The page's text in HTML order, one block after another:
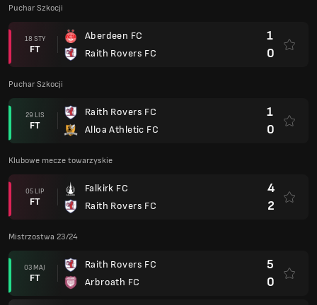
Puchar Szkocji
18 STY
FT
Aberdeen FC
Raith Rovers FC
1
0
Puchar Szkocji
29 LIS
FT
Raith Rovers FC
Alloa Athletic FC
1
0
Klubowe mecze towarzyskie
05 LIP
FT
Falkirk FC
Raith Rovers FC
4
2
Mistrzostwa 23/24
03 MAJ
FT
Raith Rovers FC
Arbroath FC
5
0